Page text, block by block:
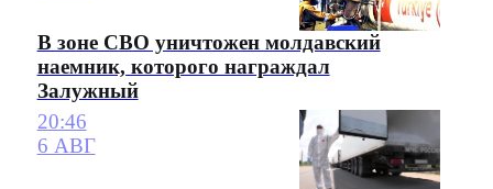
В зоне СВО уничтожен молдавский
наемник, которого награждал
Залужный
20:46
6 АВГ